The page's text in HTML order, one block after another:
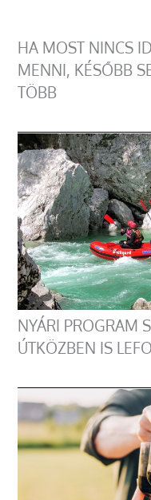
HA MOST NINCS
MENNI, KÉSŐBB
TÖBB
NYÁRI PROGRAM
ÚTKÖZBEN IS